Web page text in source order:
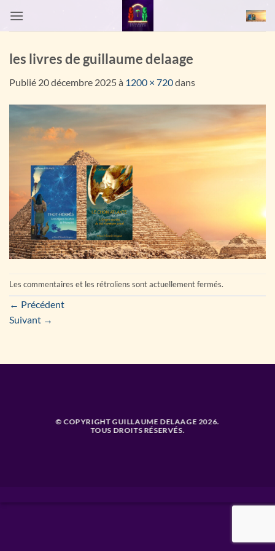
les livres de guillaume delaage
Publié 20 décembre 2025à 1200 × 720dans
Les commentaires et les rétroliens sont actuellement fermés.
← Précédent
Suivant →
© COPYRIGHT GUILLAUME DELAAGE 2026.
TOUS DROITS RÉSERVÉS.